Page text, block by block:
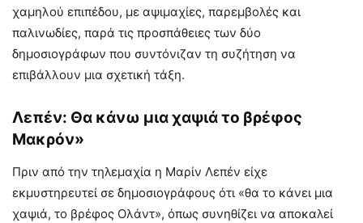
χαμηλού επιπέδου, με αψιμαχίες, παρεμβολές και
παλινωδίες, παρά τις προσπάθειες των δύο
δημοσιογράφων που συντόνιζαν τη συζήτηση να
επιβάλλουν μια σχετική τάξη.
Λεπέν: Θα κάνω μια χαψιά το βρέφος
Μακρόν»
Πριν από την τηλεμαχία η Μαρίν Λεπέν είχε
εκμυστηρευτεί σε δημοσιογράφους ότι «θα το κάνει μια
χαψιά, το βρέφος Ολάντ», όπως συνηθίζει να αποκαλεί